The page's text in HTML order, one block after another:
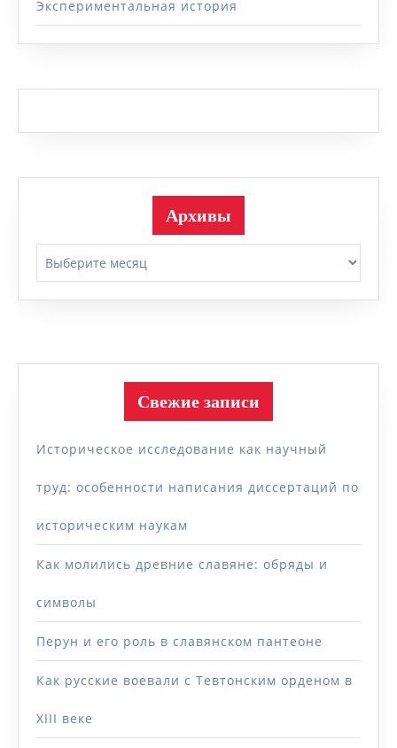
Экспериментальная история
Архивы
Свежие записи
Историческое исследование как научный
труд: особенности написания диссертаций по
историческим наукам
Как молились древние славяне: обряды и
символы
Перун и его роль в славянском пантеоне
Как русские воевали с Тевтонским орденом в
XIII веке